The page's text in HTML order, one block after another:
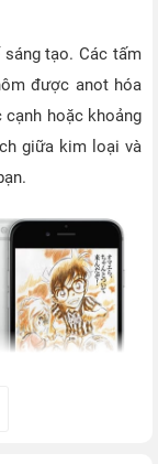
tạo. Các tấm
được anot hóa
hoặc khoảng
giữa kim loại và